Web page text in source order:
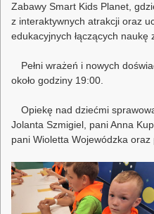
Zabawy Smart Kids Planet,
z interaktywnych atrakcji oraz
edukacyjnych łączących naukę
Pełni wrażeń i nowych
około godziny 19:00.
Opiekę nad dziećmi
Jolanta Szmigiel, pani Anna
pani Wioletta Wojewódzka oraz